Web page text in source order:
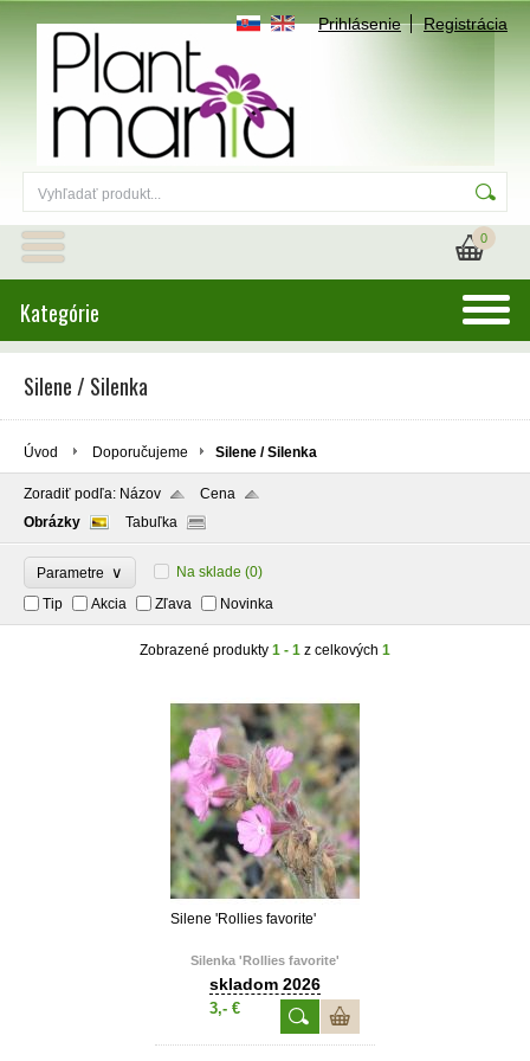
Prihlásenie Registrácia
0
Kategórie
Silene / Silenka
Úvod Doporučujeme Silene / Silenka
Zoradiť podľa: Názov
Cena
Obrázky
Tabuľka
Parametre ∨ Na sklade (0)
Tip
Akcia Zľava Novinka
Zobrazené produkty 1 - 1 z celkových 1
Silene 'Rollies favorite'
Silenka 'Rollies favorite'
skladom 2026
3,- €